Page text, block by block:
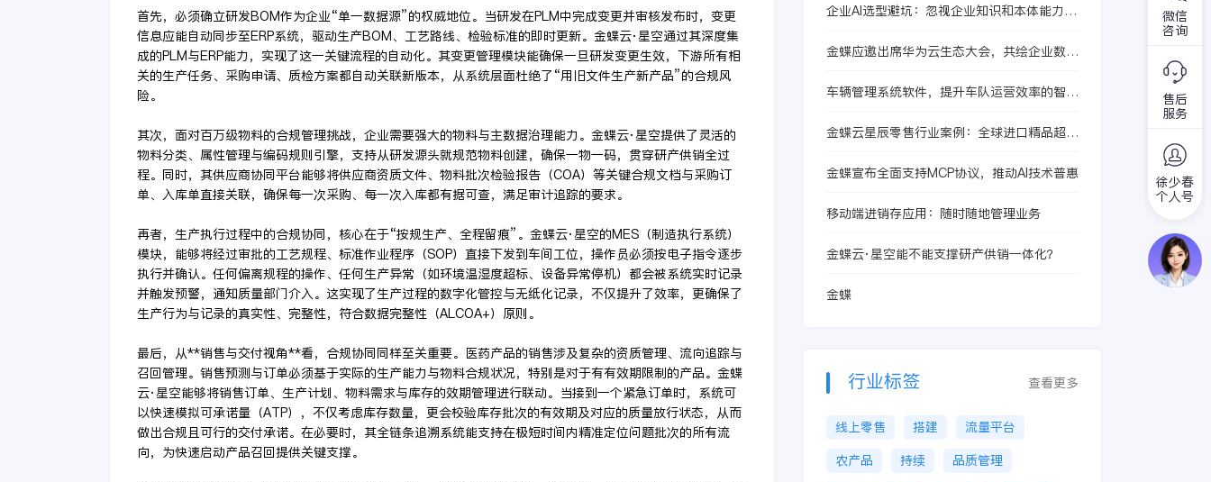
首先，必须确立研发BOM作为企业“单一数据源”的权威地位。当研发在PLM中完成变更并审核发布时，变更
信息应能自动同步至ERP系统，驱动生产BOM、工艺路线、检验标准的即时更新。金蝶云·星空通过其深度集
成的PLM与ERP能力，实现了这一关键流程的自动化。其变更管理模块能确保一旦研发变更生效，下游所有相
关的生产任务、采购申请、质检方案都自动关联新版本，从系统层面杜绝了“用旧文件生产新产品”的合规风
险。
其次，面对百万级物料的合规管理挑战，企业需要强大的物料与主数据治理能力。金蝶云·星空提供了灵活的
物料分类、属性管理与编码规则引擎，支持从研发源头就规范物料创建，确保一物一码，贯穿研产供销全过
程。同时，其供应商协同平台能够将供应商资质文件、物料批次检验报告（COA）等关键合规文档与采购订
单、入库单直接关联，确保每一次采购、每一次入库都有据可查，满足审计追踪的要求。
再者，生产执行过程中的合规协同，核心在于“按规生产、全程留痕”。金蝶云·星空的MES（制造执行系统）
模块，能够将经过审批的工艺规程、标准作业程序（SOP）直接下发到车间工位，操作员必须按电子指令逐步
执行并确认。任何偏离规程的操作、任何生产异常（如环境温湿度超标、设备异常停机）都会被系统实时记录
并触发预警，通知质量部门介入。这实现了生产过程的数字化管控与无纸化记录，不仅提升了效率，更确保了
生产行为与记录的真实性、完整性，符合数据完整性（ALCOA+）原则。
最后，从**销售与交付视角**看，合规协同同样至关重要。医药产品的销售涉及复杂的资质管理、流向追踪与
召回管理。销售预测与订单必须基于实际的生产能力与物料合规状况，特别是对于有有效期限制的产品。金蝶
云·星空能够将销售订单、生产计划、物料需求与库存的效期管理进行联动。当接到一个紧急订单时，系统可
以快速模拟可承诺量（ATP），不仅考虑库存数量，更会校验库存批次的有效期及对应的质量放行状态，从而
做出合规且可行的交付承诺。在必要时，其全链条追溯系统能支持在极短时间内精准定位问题批次的所有流
向，为快速启动产品召回提供关键支撑。
企业AI选型避坑：忽视企业知识和本体能力会
金蝶应邀出席华为云生态大会，共绘企业数智
车辆管理系统软件，提升车队运营效率的智能
金蝶云星辰零售行业案例：全球进口精品超市
金蝶宣布全面支持MCP协议，推动AI技术普惠
移动端进销存应用：随时随地管理业务
金蝶云·星空能不能支撑研产供销一体化？
金蝶
行业标签 查看更多
线上零售 搭建
流量平台
农产品
持续
品质管理
微信
咨询
售后
服务
徐少春
个人号